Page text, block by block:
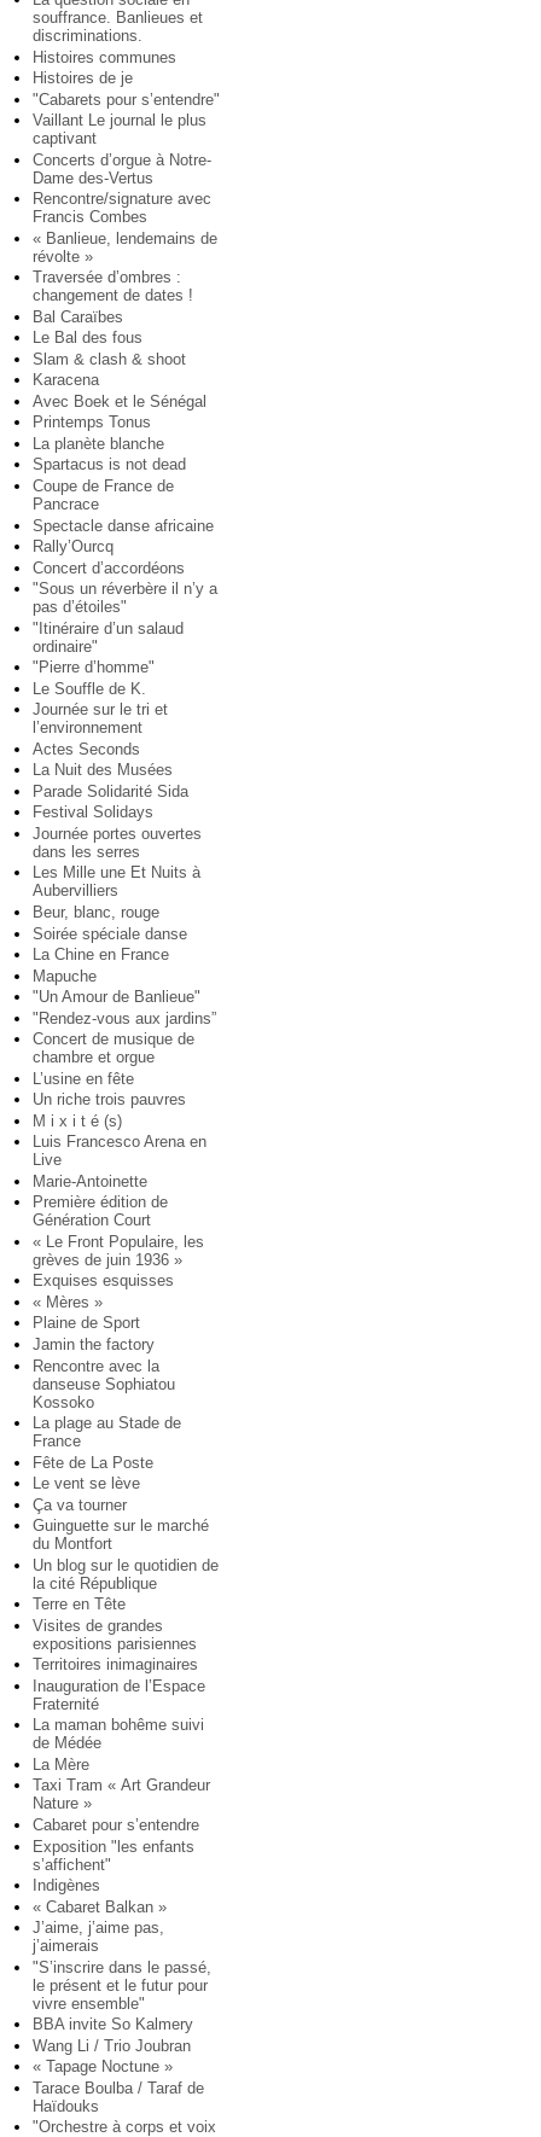
souffrance. Banlieues et
discriminations.
Histoires communes
Histoires de je
"Cabarets pour s’entendre"
Vaillant Le journal le plus
captivant
Concerts d’orgue à Notre-
Dame des-Vertus
Rencontre/signature avec
Francis Combes
« Banlieue, lendemains de
révolte »
Traversée d’ombres :
changement de dates !
Bal Caraïbes
Le Bal des fous
Slam & clash & shoot
Karacena
Avec Boek et le Sénégal
Printemps Tonus
La planète blanche
Spartacus is not dead
Coupe de France de
Pancrace
Spectacle danse africaine
Rally’Ourcq
Concert d’accordéons
"Sous un réverbère il n’y a
pas d’étoiles"
"Itinéraire d’un salaud
ordinaire"
"Pierre d’homme"
Le Souffle de K.
Journée sur le tri et
l’environnement
Actes Seconds
La Nuit des Musées
Parade Solidarité Sida
Festival Solidays
Journée portes ouvertes
dans les serres
Les Mille une Et Nuits à
Aubervilliers
Beur, blanc, rouge
Soirée spéciale danse
La Chine en France
Mapuche
"Un Amour de Banlieue"
"Rendez-vous aux jardins”
Concert de musique de
chambre et orgue
L’usine en fête
Un riche trois pauvres
M i x i t é (s)
Luis Francesco Arena en
Live
Marie-Antoinette
Première édition de
Génération Court
« Le Front Populaire, les
grèves de juin 1936 »
Exquises esquisses
« Mères »
Plaine de Sport
Jamin the factory
Rencontre avec la
danseuse Sophiatou
Kossoko
La plage au Stade de
France
Fête de La Poste
Le vent se lève
Ça va tourner
Guinguette sur le marché
du Montfort
Un blog sur le quotidien de
la cité République
Terre en Tête
Visites de grandes
expositions parisiennes
Territoires inimaginaires
Inauguration de l’Espace
Fraternité
La maman bohême suivi
de Médée
La Mère
Taxi Tram « Art Grandeur
Nature »
Cabaret pour s’entendre
Exposition "les enfants
s’affichent"
Indigènes
« Cabaret Balkan »
J’aime, j’aime pas,
j’aimerais
"S’inscrire dans le passé,
le présent et le futur pour
vivre ensemble"
BBA invite So Kalmery
Wang Li / Trio Joubran
« Tapage Noctune »
Tarace Boulba / Taraf de
Haïdouks
"Orchestre à corps et voix